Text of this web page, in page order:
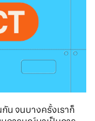
น จนบางครั้งเราก็